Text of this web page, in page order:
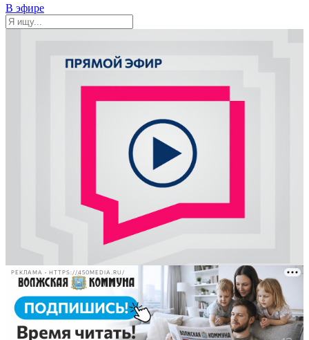
В эфире
РЕКЛАМА • HTTPS://450MEDIA.RU/